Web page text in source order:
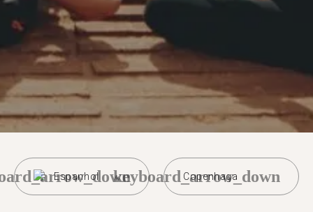
Espanhol Copenhaga
keyboard_arrow_down